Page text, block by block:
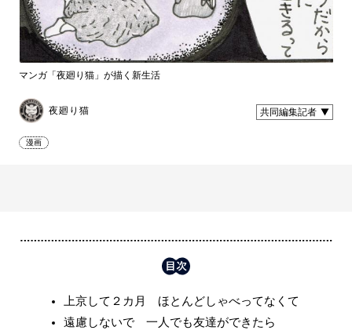
マンガ「夜廻り猫」が描く新生活
夜廻り猫 共同編集記者
漫画
上京して２カ月 ほとんどしゃべってなくて
遠慮しないで 一人でも友達ができたら